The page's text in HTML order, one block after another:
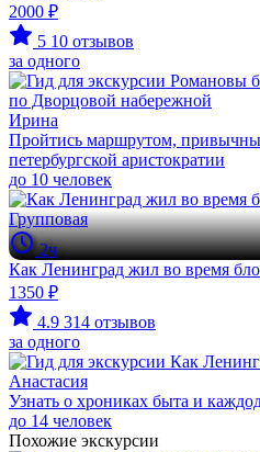
2000 ₽
5 10 отзывов
за одного
Ирина
Пройтись маршрутом,
петербургской аристократии
до 10 человек
Групповая
2ч
Как Ленинград жил во время
1350 ₽
4.9 314 отзывов
за одного
Анастасия
Узнать о хрониках быта и
до 14 человек
Похожие экскурсии